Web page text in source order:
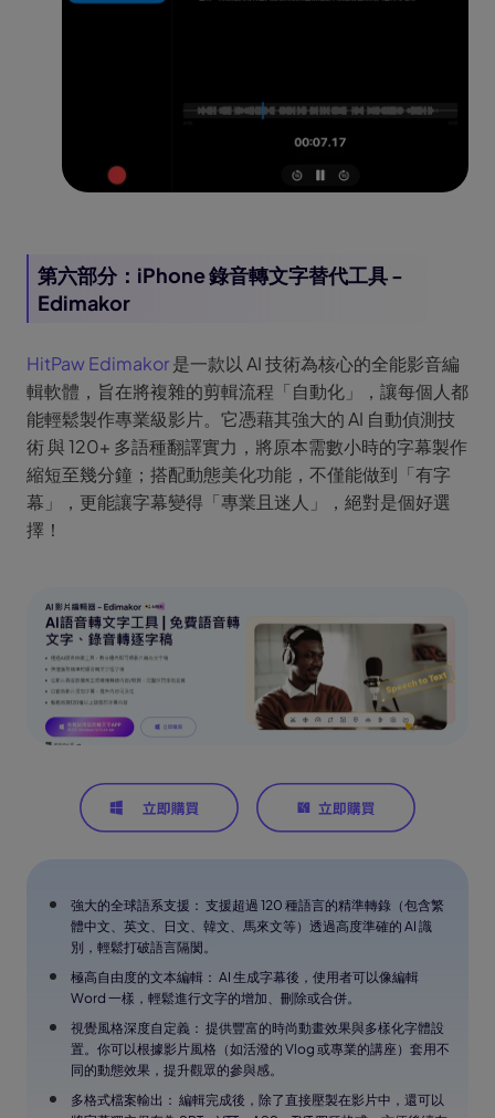
第六部分：iPhone 錄音轉文字替代工具 -
Edimakor
HitPaw Edimakor是一款以 AI 技術為核心的全能影音編
輯軟體，旨在將複雜的剪輯流程「自動化」，讓每個人都
能輕鬆製作專業級影片。它憑藉其強大的 AI 自動偵測技
術 與 120+ 多語種翻譯實力，將原本需數小時的字幕製作
縮短至幾分鐘；搭配動態美化功能，不僅能做到「有字
幕」，更能讓字幕變得「專業且迷人」，絕對是個好選
擇！
強大的全球語系支援： 支援超過 120 種語言的精準轉錄（包含繁
體中文、英文、日文、韓文、馬來文等）透過高度準確的 AI 識
別，輕鬆打破語言隔閡。
極高自由度的文本編輯： AI 生成字幕後，使用者可以像編輯
Word 一樣，輕鬆進行文字的增加、刪除或合併。
視覺風格深度自定義： 提供豐富的時尚動畫效果與多樣化字體設
置。你可以根據影片風格（如活潑的 Vlog 或專業的講座）套用不
同的動態效果，提升觀眾的參與感。
多格式檔案輸出： 編輯完成後，除了直接壓製在影片中，還可以